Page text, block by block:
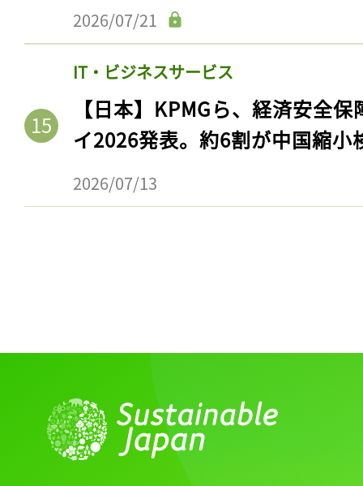
2026/07/21
IT・ビジネスサービス
【日本】KPMGら、経済安全
イ2026発表。約6割が中国縮小
2026/07/13